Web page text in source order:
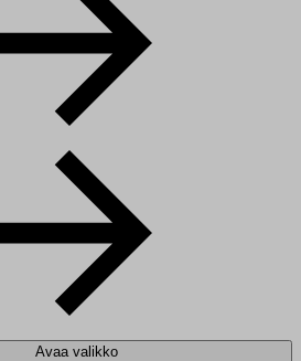
Avaa valikko